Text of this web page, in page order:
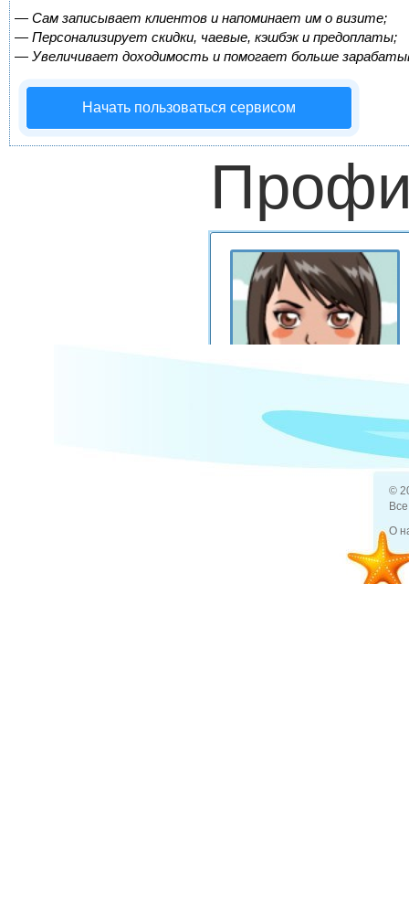
— Сам записывает клиентов и напоминает им о визите;
— Персонализирует скидки, чаевые, кэшбэк и предоплаты;
— Увеличивает доходимость и помогает больше
Начать пользоваться сервисом
Задано вопросов (0)
©
О